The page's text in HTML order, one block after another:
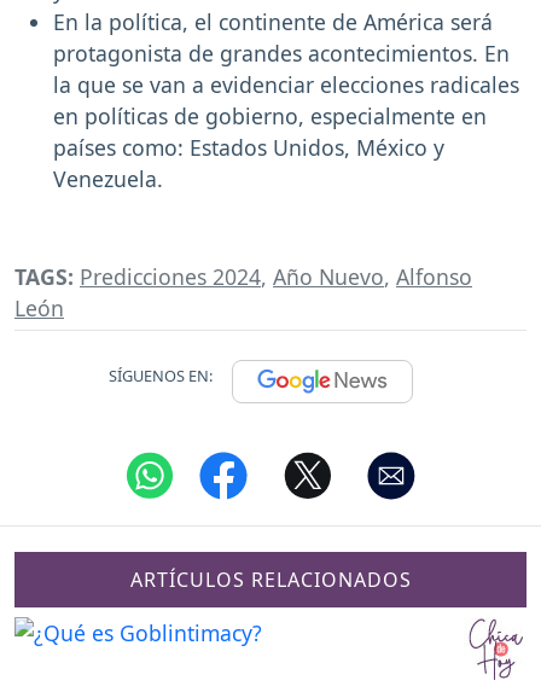
En la política, el continente de América será
protagonista de grandes acontecimientos. En
la que se van a evidenciar elecciones radicales
en políticas de gobierno, especialmente en
países como: Estados Unidos, México y
Venezuela.
TAGS: Predicciones 2024, Año Nuevo, Alfonso
León
SÍGUENOS EN:
ARTÍCULOS RELACIONADOS